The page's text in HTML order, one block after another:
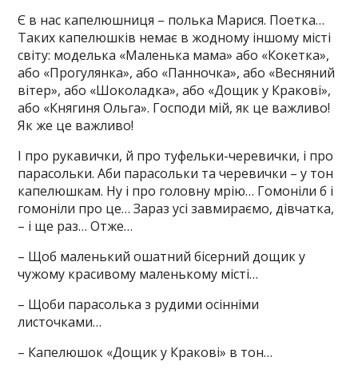
Є в нас капелюшниця – полька Марися. Поетка…
Таких капелюшків немає в жодному іншому місті
світу: моделька «Маленька мама» або «Кокетка»,
або «Прогулянка», або «Панночка», або «Весняний
вітер», або «Шоколадка», або «Дощик у Кракові»,
або «Княгиня Ольга». Господи мій, як це важливо!
Як же це важливо!
І про рукавички, й про туфельки-черевички, і про
парасольки. Аби парасольки та черевички – у тон
капелюшкам. Ну і про головну мрію… Гомоніли б і
гомоніли про це… Зараз усі завмираємо, дівчатка,
– і ще раз… Отже…
– Щоб маленький ошатний бісерний дощик у
чужому красивому маленькому місті…
– Щоби парасолька з рудими осінніми
листочками…
– Капелюшок «Дощик у Кракові» в тон…